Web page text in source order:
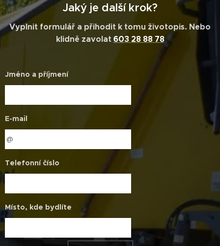
Jaký je další krok?
Vyplnit formulář a přihodit k tomu životopis. Nebo
klidně zavolat 603 28 88 78
Jméno a příjmení
E-mail
Telefonní číslo
Místo, kde bydlíte